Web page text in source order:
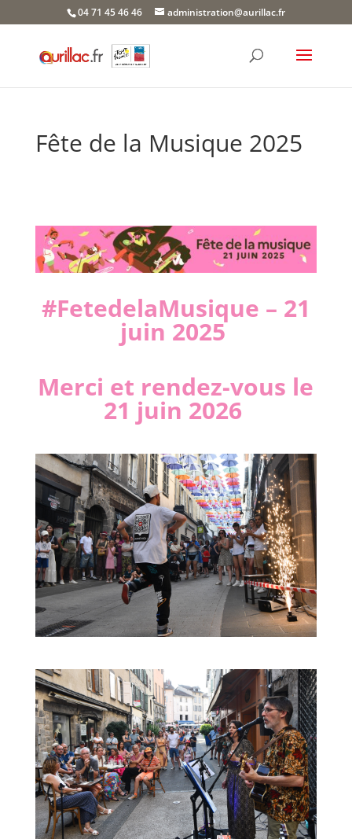
04 71 45 46 46 administration@aurillac.fr
Fête de la Musique 2025
#FetedelaMusique – 21
juin 2025
Merci et rendez-vous le
21 juin 2026